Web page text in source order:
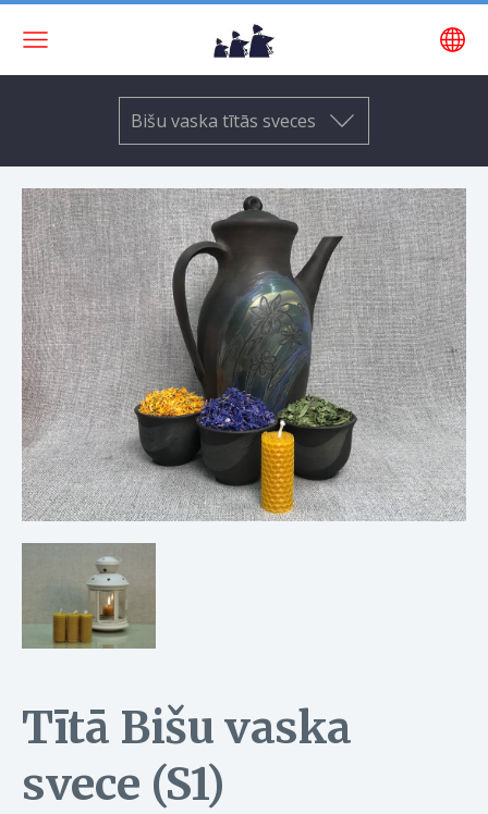
Bišu vaska tītās sveces
Tītā Bišu vaska
svece (S1)